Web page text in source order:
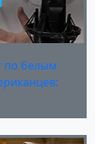
по белым